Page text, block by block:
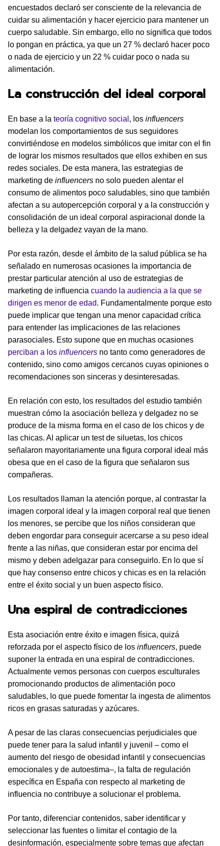
encuestados declaró ser consciente de la relevancia de
cuidar su alimentación y hacer ejercicio para mantener un
cuerpo saludable. Sin embargo, ello no significa que todos
lo pongan en práctica, ya que un 27 % declaró hacer poco
o nada de ejercicio y un 22 % cuidar poco o nada su
alimentación.
La construcción del ideal corporal
En base a la teoría cognitivo social , los influencers
modelan los comportamientos de sus seguidores
convirtiéndose en modelos simbólicos que imitar con el fin
de lograr los mismos resultados que ellos exhiben en sus
redes sociales. De esta manera, las estrategias de
marketing de influencers no solo pueden alentar el
consumo de alimentos poco saludables, sino que también
afectan a su autopercepción corporal y a la construcción y
consolidación de un ideal corporal aspiracional donde la
belleza y la delgadez vayan de la mano.
Por esta razón, desde el ámbito de la salud pública se ha
señalado en numerosas ocasiones la importancia de
prestar particular atención al uso de estrategias de
marketing de influencia cuando la audiencia a la que se
dirigen es menor de edad. Fundamentalmente porque esto
puede implicar que tengan una menor capacidad crítica
para entender las implicaciones de las relaciones
parasociales. Esto supone que en muchas ocasiones
perciban a los influencers no tanto como generadores de
contenido, sino como amigos cercanos cuyas opiniones o
recomendaciones son sinceras y desinteresadas.
En relación con esto, los resultados del estudio también
muestran cómo la asociación belleza y delgadez no se
produce de la misma forma en el caso de los chicos y de
las chicas. Al aplicar un test de siluetas, los chicos
señalaron mayoritariamente una figura corporal ideal más
obesa que en el caso de la figura que señalaron sus
compañeras.
Los resultados llaman la atención porque, al contrastar la
imagen corporal ideal y la imagen corporal real que tienen
los menores, se percibe que los niños consideran que
deben engordar para conseguir acercarse a su peso ideal
frente a las niñas, que consideran estar por encima del
mismo y deben adelgazar para conseguirlo. En lo que sí
que hay consenso entre chicos y chicas es en la relación
entre el éxito social y un buen aspecto físico.
Una espiral de contradicciones
Esta asociación entre éxito e imagen física, quizá
reforzada por el aspecto físico de los influencers, puede
suponer la entrada en una espiral de contradicciones.
Actualmente vemos personas con cuerpos esculturales
promocionando productos de alimentación poco
saludables, lo que puede fomentar la ingesta de alimentos
ricos en grasas saturadas y azúcares.
A pesar de las claras consecuencias perjudiciales que
puede tener para la salud infantil y juvenil – como el
aumento del riesgo de obesidad infantil y consecuencias
emocionales y de autoestima–, la falta de regulación
específica en España con respecto al marketing de
influencia no contribuye a solucionar el problema.
Por tanto, diferenciar contenidos, saber identificar y
seleccionar las fuentes o limitar el contagio de la
desinformación, especialmente sobre temas que afectan